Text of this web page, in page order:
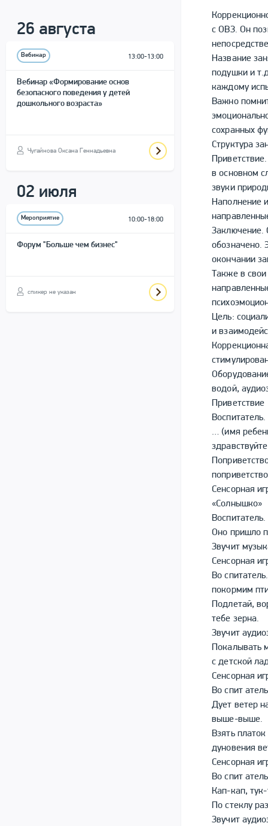
26 августа
Вебинар 13:00-13:00
Вебинар «Формирование основ
безопасного поведения у детей
дошкольного возраста»
Чугайнова Оксана Геннадьевна
02 июля
Мероприятие 10:00-18:00
Форум "Больше чем бизнес"
спикер не указан
с ОВЗ. Он
Название
подушки и
каждому
Важно
сохранных
Структура
в основном
звуки
Наполнение
Заключение.
обозначено.
окончании
Также в
Цель:
и
водой,
Приветствие
… (имя
Сенсорная
«Солнышко»
Оно пришло
Звучит
Сенсорная
Во
покормим
Подлетай,
тебе зерна.
Звучит
с детской
Сенсорная
Во спит
Дует ветер
выше-выше.
Взять
дуновения
Сенсорная
Во спит
Кап-кап,
По стеклу
Звучит